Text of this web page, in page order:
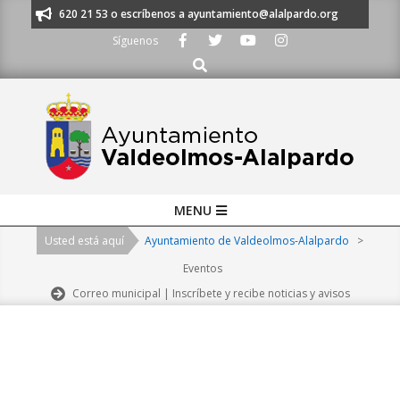
al 91 620 21 53 o escríbenos a ayuntamiento@alalpardo.org
Síguenos
Buscar
Navigation
MENU
Usted está aquí Ayuntamiento de Valdeolmos-Alalpardo
>
Eventos
Correo municipal | Inscríbete y recibe noticias y avisos